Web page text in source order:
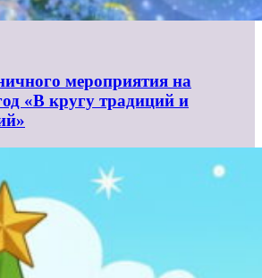
мероприятия на
«В кругу традиций и